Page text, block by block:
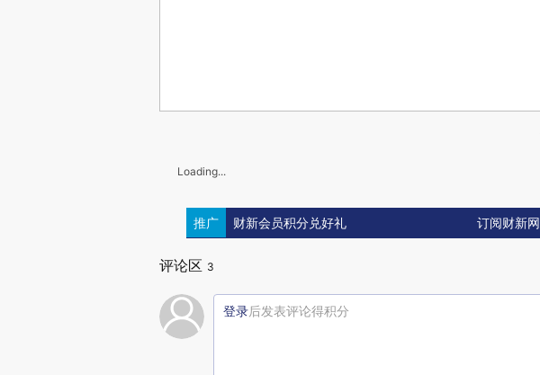
Loading...
推广 财新会员积分兑好礼 订阅财新
评论区 3
登录后发表评论得积分